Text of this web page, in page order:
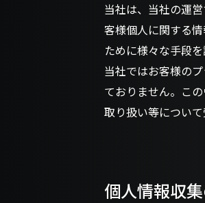
当社は、当社の運
客様個人に関する
ために様々な手段を
当社ではお客様の
ておりません。こ
取り扱い等につい
個人情報収